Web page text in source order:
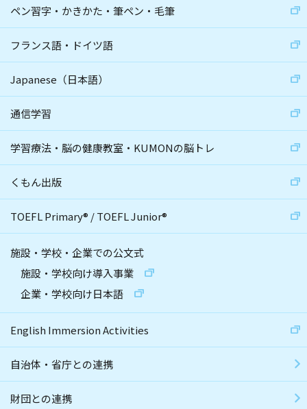
ペン習字・かきかた・筆ペン・毛筆
フランス語・ドイツ語
Japanese（日本語）
通信学習
学習療法・脳の健康教室・KUMONの脳トレ
くもん出版
TOEFL Primary® /TOEFL Junior®
施設・学校・企業での公文式
施設・学校向け導入事業
企業・学校向け日本語
English Immersion Activities
自治体・省庁との連携
財団との連携